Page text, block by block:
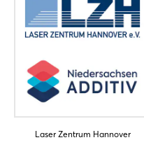
Laser Zentrum Hannover